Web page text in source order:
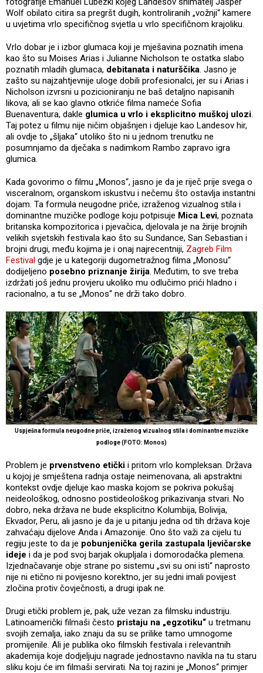
Wolf obilato citira sa pregršt dugih, kontroliranih „vožnji“ kamere
u uvjetima vrlo specifičnog svjetla u vrlo specifičnom krajoliku.
Vrlo dobar je i izbor glumaca koji je mješavina poznatih imena
kao što su Moises Arias i Julianne Nicholson te ostatka slabo
poznatih mladih glumaca, debitanata i naturščika. Jasno je
zašto su najzahtjevnije uloge dobili profesionalci, jer su i Arias i
Nicholson izvrsni u pozicioniranju ne baš detaljno napisanih
likova, ali se kao glavno otkriće filma nameće Sofia
Buenaventura, dakle glumica u vrlo i eksplicitno muškoj ulozi.
Taj potez u filmu nije ničim objašnjen i djeluje kao Landesov hir,
ali ovdje to „šljaka“ utoliko što ni u jednom trenutku ne
posumnjamo da dječaka s nadimkom Rambo zapravo igra
glumica.
Kada govorimo o filmu „Monos“, jasno je da je riječ prije svega o
visceralnom, organskom iskustvu i nečemu što ostavlja instantni
dojam. Ta formula neugodne priče, izraženog vizualnog stila i
dominantne muzičke podloge koju potpisuje Mica Levi, poznata
britanska kompozitorica i pjevačica, djelovala je na žirije brojnih
velikih svjetskih festivala kao što su Sundance, San Sebastian i
brojni drugi, među kojima je i onaj najrecentniji, Zagreb Film
Festival gdje je u kategoriji dugometražnog filma „Monosu“
dodijeljeno posebno priznanje žirija. Međutim, to sve treba
izdržati još jednu provjeru ukoliko mu odlučimo prići hladno i
racionalno, a tu se „Monos“ ne drži tako dobro.
Uspješna formula neugodne priče, izraženog vizualnog stila i dominantne muzičke
podloge (FOTO: Monos)
Problem je prvenstveno etički i pritom vrlo kompleksan. Država
u kojoj je smještena radnja ostaje neimenovana, ali apstraktni
kontekst ovdje djeluje kao maska kojom se pokriva pokušaj
neideološkog, odnosno postideološkog prikazivanja stvari. No
dobro, neka država ne bude eksplicitno Kolumbija, Bolivija,
Ekvador, Peru, ali jasno je da je u pitanju jedna od tih država koje
zahvaćaju dijelove Anda i Amazonije. Ono što važi za cijelu tu
regiju jeste to da je pobunjenička gerila zastupala ljevičarske
ideje i da je pod svoj barjak okupljala i domorodačka plemena.
Izjednačavanje obje strane po sistemu „svi su oni isti“ naprosto
nije ni etično ni povijesno korektno, jer su jedni imali povijest
zločina protiv čovječnosti, a drugi ipak ne.
Drugi etički problem je, pak, uže vezan za filmsku industriju.
Latinoamerički filmaši često pristaju na „egzotiku“ u tretmanu
svojih zemalja, iako znaju da su se prilike tamo umnogome
promijenile. Ali je publika oko filmskih festivala i relevantnih
akademija koje dodjeljuju nagrade jednostavno navikla na tu staru
sliku koju će im filmaši servirati. Na toj razini je „Monos“ primjer